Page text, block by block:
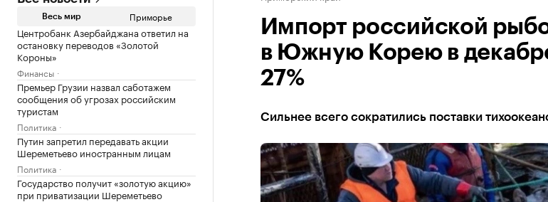
Весь мир Приморье
Центробанк Азербайджана ответил на
остановку переводов «Золотой
Короны»
Финансы
Премьер Грузии назвал саботажем
сообщения об угрозах российским
туристам
Политика
Путин запретил передавать акции
Шереметьево иностранным лицам
Политика
Государство получит «золотую акцию»
при приватизации Шереметьево
Импорт российской
в Южную Корею в
27%
Сильнее всего сократились поставки